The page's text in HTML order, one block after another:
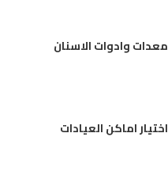
معدات وادوات الاسنان
اختيار اماكن العيادات